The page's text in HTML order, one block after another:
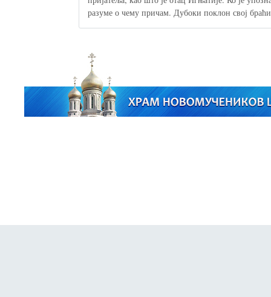
разуме о чему причам. Дубоки поклон свој